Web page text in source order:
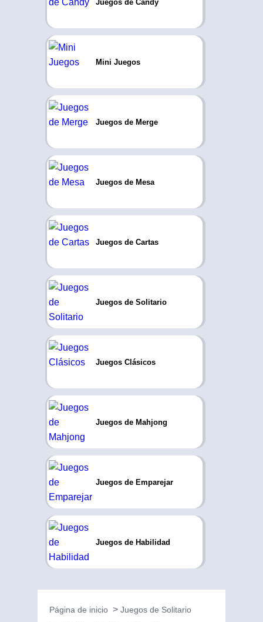
Juegos de Candy
Mini Juegos
Juegos de Merge
Juegos de Mesa
Juegos de Cartas
Juegos de Solitario
Juegos Clásicos
Juegos de Mahjong
Juegos de Emparejar
Juegos de Habilidad
Página de inicio Juegos de Solitario